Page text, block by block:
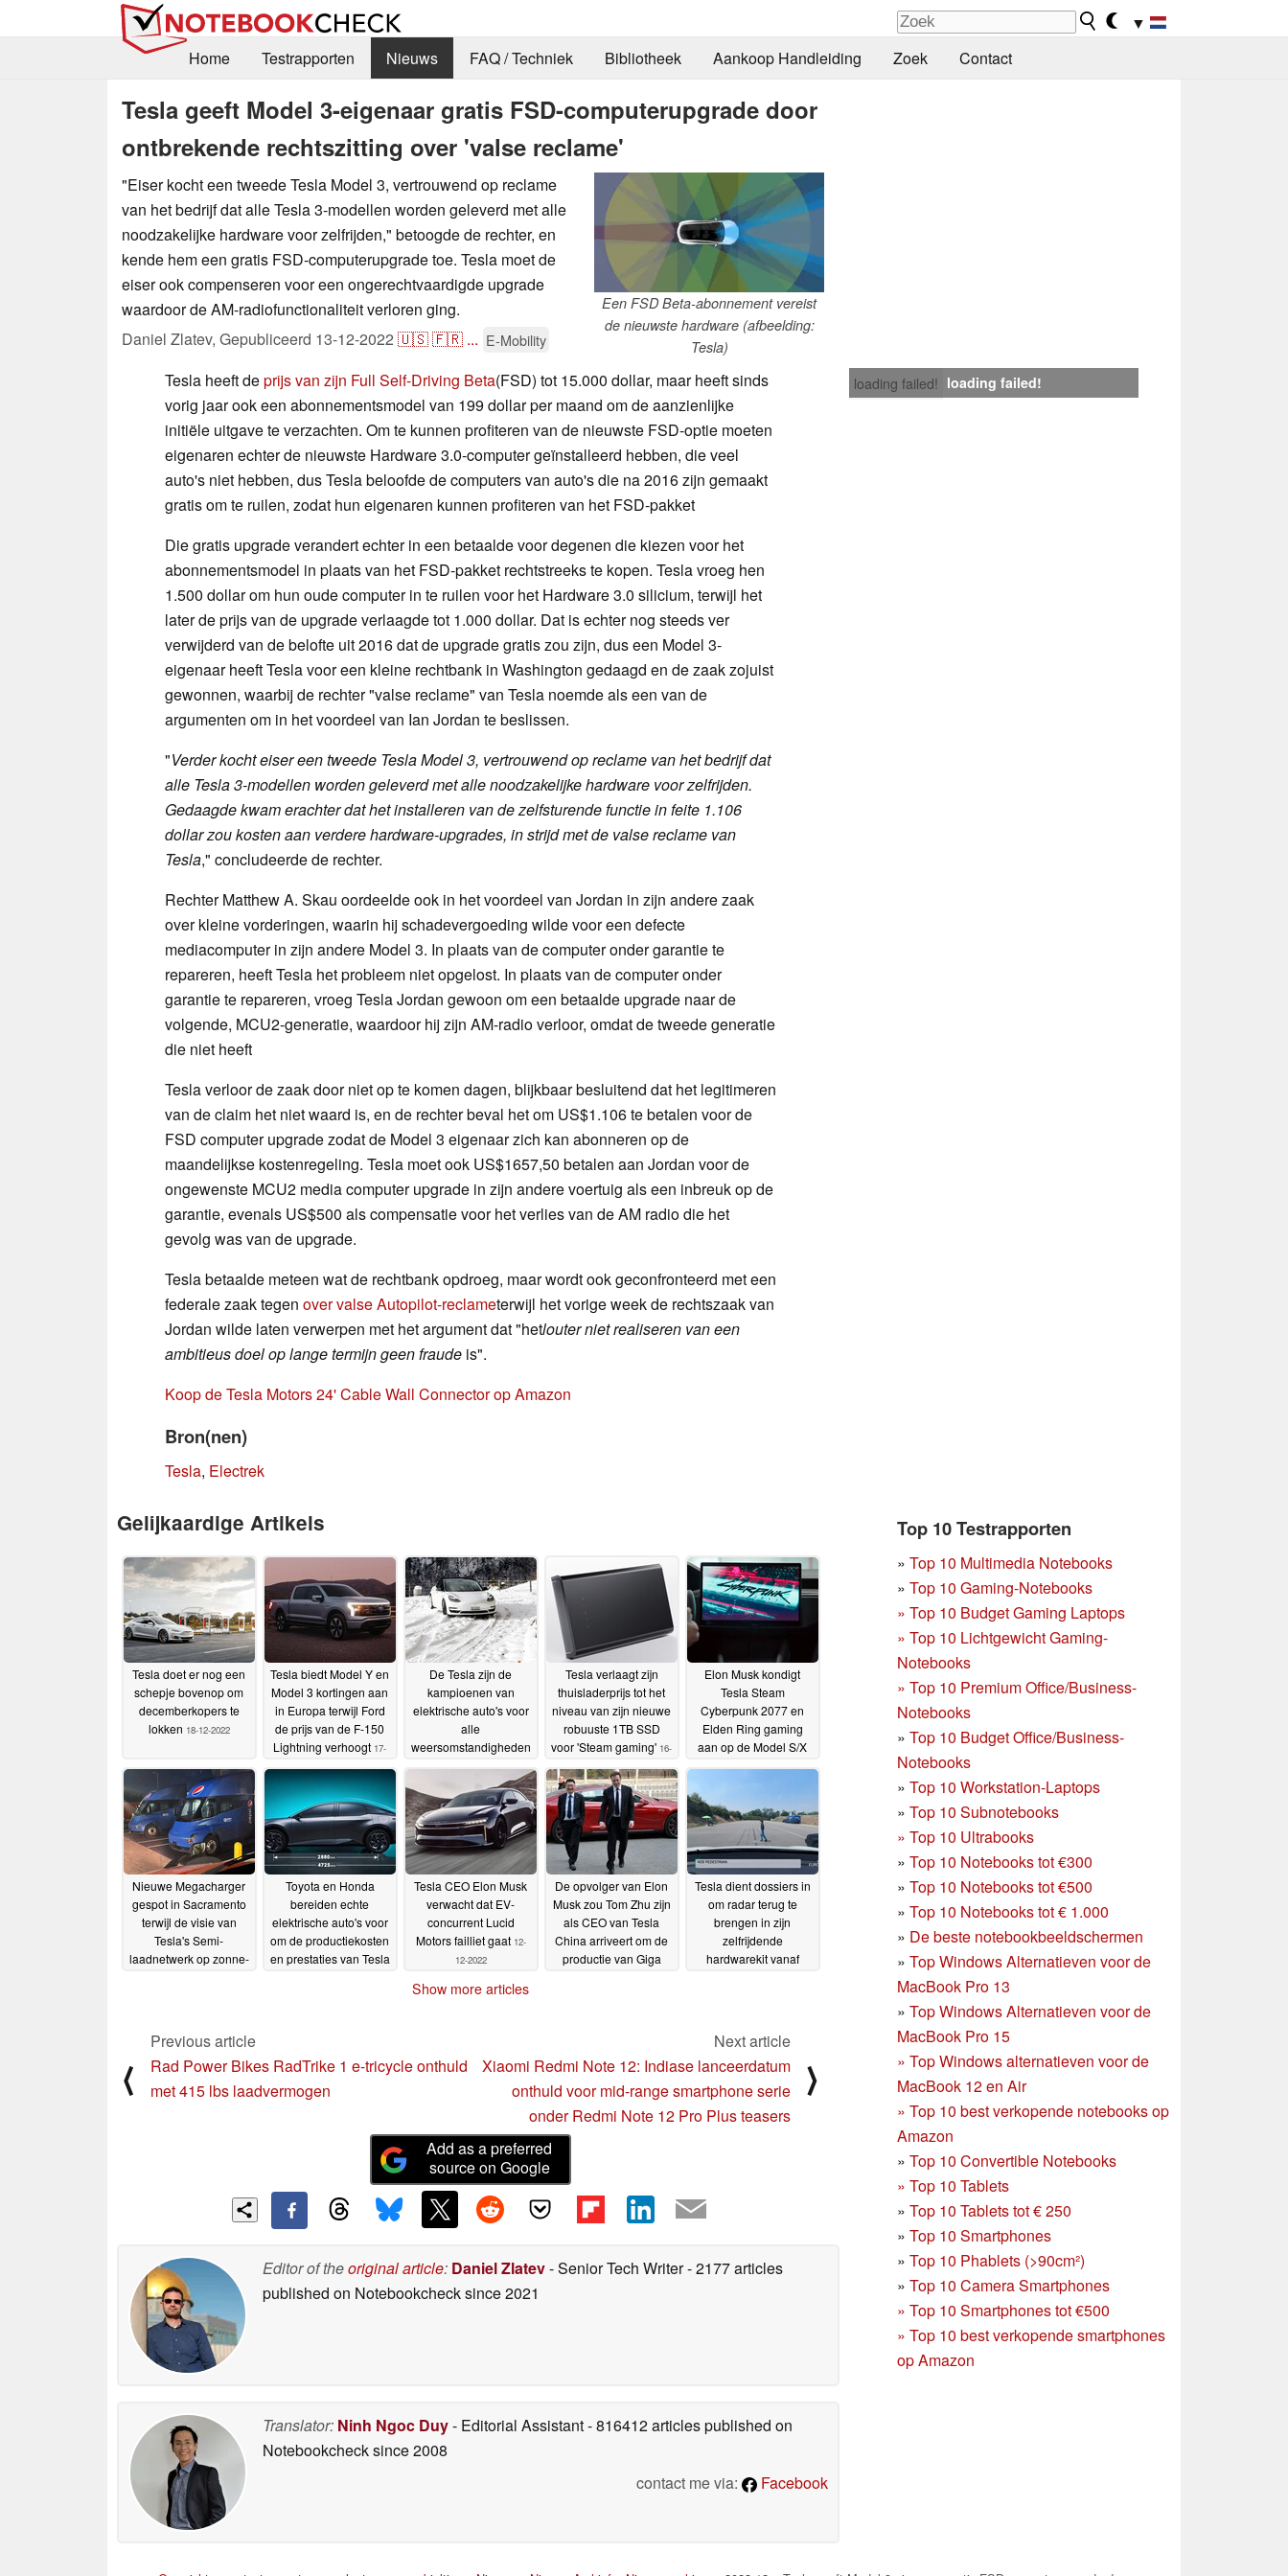
▼
Home
Testrapporten Nieuws FAQ / Techniek Bibliotheek Aankoop Handleiding Zoek Contact
Tesla geeft Model 3-eigenaar gratis FSD-computerupgrade door
ontbrekende rechtszitting over 'valse reclame'
Een FSD Beta-abonnement vereist
de nieuwste hardware (afbeelding:
Tesla)
"Eiser kocht een tweede Tesla Model 3, vertrouwend op reclame
van het bedrijf dat alle Tesla 3-modellen worden geleverd met alle
noodzakelijke hardware voor zelfrijden," betoogde de rechter, en
kende hem een gratis FSD-computerupgrade toe. Tesla moet de
eiser ook compenseren voor een ongerechtvaardigde upgrade
waardoor de AM-radiofunctionaliteit verloren ging.
Daniel Zlatev, Gepubliceerd 13-12-2022 🇺🇸🇫🇷 ... E-Mobility
loading failed! loading failed!
Tesla heeft deprijs van zijn Full Self-Driving Beta(FSD) tot 15.000 dollar, maar heeft sinds
vorig jaar ook een abonnementsmodel van 199 dollar per maand om de aanzienlijke
initiële uitgave te verzachten. Om te kunnen profiteren van de nieuwste FSD-optie moeten
eigenaren echter de nieuwste Hardware 3.0-computer geïnstalleerd hebben, die veel
auto's niet hebben, dus Tesla beloofde de computers van auto's die na 2016 zijn gemaakt
gratis om te ruilen, zodat hun eigenaren kunnen profiteren van het FSD-pakket
Die gratis upgrade verandert echter in een betaalde voor degenen die kiezen voor het
abonnementsmodel in plaats van het FSD-pakket rechtstreeks te kopen. Tesla vroeg hen
1.500 dollar om hun oude computer in te ruilen voor het Hardware 3.0 silicium, terwijl het
later de prijs van de upgrade verlaagde tot 1.000 dollar. Dat is echter nog steeds ver
verwijderd van de belofte uit 2016 dat de upgrade gratis zou zijn, dus een Model 3-
eigenaar heeft Tesla voor een kleine rechtbank in Washington gedaagd en de zaak zojuist
gewonnen, waarbij de rechter "valse reclame" van Tesla noemde als een van de
argumenten om in het voordeel van Ian Jordan te beslissen.
"Verder kocht eiser een tweede Tesla Model 3, vertrouwend op reclame van het bedrijf dat
alle Tesla 3-modellen worden geleverd met alle noodzakelijke hardware voor zelfrijden.
Gedaagde kwam erachter dat het installeren van de zelfsturende functie in feite 1.106
dollar zou kosten aan verdere hardware-upgrades, in strijd met de valse reclame van
Tesla," concludeerde de rechter.
Rechter Matthew A. Skau oordeelde ook in het voordeel van Jordan in zijn andere zaak
over kleine vorderingen, waarin hij schadevergoeding wilde voor een defecte
mediacomputer in zijn andere Model 3. In plaats van de computer onder garantie te
repareren, heeft Tesla het probleem niet opgelost. In plaats van de computer onder
garantie te repareren, vroeg Tesla Jordan gewoon om een betaalde upgrade naar de
volgende, MCU2-generatie, waardoor hij zijn AM-radio verloor, omdat de tweede generatie
die niet heeft
Tesla verloor de zaak door niet op te komen dagen, blijkbaar besluitend dat het legitimeren
van de claim het niet waard is, en de rechter beval het om US$1.106 te betalen voor de
FSD computer upgrade zodat de Model 3 eigenaar zich kan abonneren op de
maandelijkse kostenregeling. Tesla moet ook US$1657,50 betalen aan Jordan voor de
ongewenste MCU2 media computer upgrade in zijn andere voertuig als een inbreuk op de
garantie, evenals US$500 als compensatie voor het verlies van de AM radio die het
gevolg was van de upgrade.
Tesla betaalde meteen wat de rechtbank opdroeg, maar wordt ook geconfronteerd met een
federale zaak tegen over valse Autopilot-reclameterwijl het vorige week de rechtszaak van
Jordan wilde laten verwerpen met het argument dat "hetlouter niet realiseren van een
ambitieus doel op lange termijn geen fraude is".
Koop de Tesla Motors 24' Cable Wall Connector op Amazon
Bron(nen)
Tesla, Electrek
Top 10 Testrapporten
» Top 10 Multimedia Notebooks
» Top 10 Gaming-Notebooks
» Top 10 Budget Gaming Laptops
» Top 10 Lichtgewicht Gaming-
Notebooks
» Top 10 Premium Office/Business-
Notebooks
» Top 10 Budget Office/Business-
Notebooks
» Top 10 Workstation-Laptops
» Top 10 Subnotebooks
» Top 10 Ultrabooks
» Top 10 Notebooks tot €300
» Top 10 Notebooks tot €500
» Top 10 Notebooks tot € 1.000
» De beste notebookbeeldschermen
» Top Windows Alternatieven voor de
MacBook Pro 13
» Top Windows Alternatieven voor de
MacBook Pro 15
» Top Windows alternatieven voor de
MacBook 12 en Air
» Top 10 best verkopende notebooks op
Amazon
» Top 10 Convertible Notebooks
» Top 10 Tablets
» Top 10 Tablets tot € 250
» Top 10 Smartphones
» Top 10 Phablets (>90cm²)
» Top 10 Camera Smartphones
» Top 10 Smartphones tot €500
» Top 10 best verkopende smartphones
op Amazon
Gelijkaardige Artikels
Tesla doet er nog een
schepje bovenop om
decemberkopers te
lokken 18-12-2022
Tesla biedt Model Y en
Model 3 kortingen aan
in Europa terwijl Ford
de prijs van de F-150
Lightning verhoogt 17-
12-2022
De Tesla zijn de
kampioenen van
elektrische auto's voor
alle
weersomstandigheden
het koude
temperatuurverschil
tussen winter- en EV-
batterijen16-12-2022
Tesla verlaagt zijn
thuisladerprijs tot het
niveau van zijn nieuwe
robuuste 1TB SSD
voor 'Steam gaming' 16-
12-2022
Elon Musk kondigt
Tesla Steam
Cyberpunk 2077 en
Elden Ring gaming
aan op de Model S/X
Nieuwe Megacharger
gespot in Sacramento
terwijl de visie van
Tesla's Semi-
laadnetwerk op zonne-
Toyota en Honda
bereiden echte
elektrische auto's voor
om de productiekosten
en prestaties van Tesla
Tesla CEO Elon Musk
verwacht dat EV-
concurrent Lucid
Motors failliet gaat 12-
12-2022
De opvolger van Elon
Musk zou Tom Zhu zijn
als CEO van Tesla
China arriveert om de
productie van Giga
Tesla dient dossiers in
om radar terug te
brengen in zijn
zelfrijdende
hardwarekit vanaf
Show more articles
⟨
Previous article
Rad Power Bikes RadTrike 1 e-tricycle onthuld
met 415 lbs laadvermogen
Next article
Xiaomi Redmi Note 12: Indiase lanceerdatum
onthuld voor mid-range smartphone serie
onder Redmi Note 12 Pro Plus teasers
⟩
Add as a preferred
source on Google
Editor of theoriginal article: Daniel Zlatev- Senior Tech Writer- 2177 articles
published on Notebookchecksince 2021
Translator: Ninh Ngoc Duy- Editorial Assistant- 816412 articles published on
Notebookchecksince 2008
contact me via:
Facebook